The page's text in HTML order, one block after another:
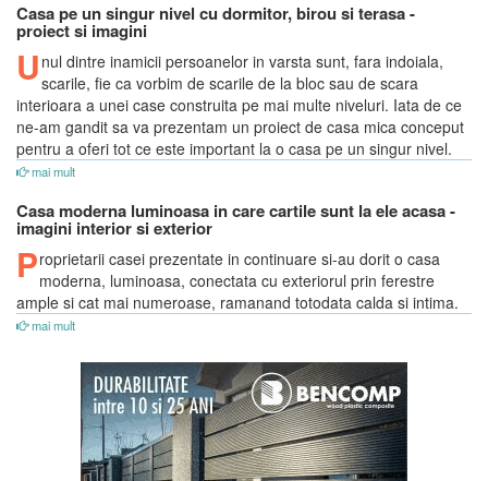
Casa pe un singur nivel cu dormitor, birou si terasa -
proiect si imagini
U nul dintre inamicii persoanelor in varsta sunt, fara indoiala,
scarile, fie ca vorbim de scarile de la bloc sau de scara
interioara a unei case construita pe mai multe niveluri. Iata de ce
ne-am gandit sa va prezentam un proiect de casa mica conceput
pentru a oferi tot ce este important la o casa pe un singur nivel.
mai mult
Casa moderna luminoasa in care cartile sunt la ele acasa -
imagini interior si exterior
Proprietarii casei prezentate in continuare si-au dorit o casa
moderna, luminoasa, conectata cu exteriorul prin ferestre
ample si cat mai numeroase, ramanand totodata calda si intima.
mai mult